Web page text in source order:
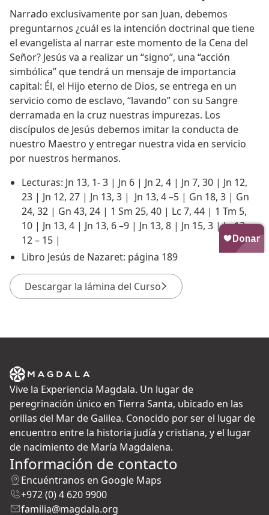
Narrado exclusivamente por san Juan, debemos
preguntarnos ¿cuál es la intención doctrinal que tiene
el evangelista al narrar este momento de la Cena del
Señor? Jesús va a realizar un “signo”, una “acción
simbólica” que tendrá un mensaje de importancia
capital: Él, el Hijo eterno de Dios, se entrega en un
servicio como de esclavo, “lavando” con su Sangre
derramada en la cruz nuestras impurezas. Los
discípulos de Jesús debemos imitar la conducta de
nuestro Maestro y entregar nuestra vida en servicio
por nuestros hermanos.
Lecturas: Jn 13, 1- 3 | Jn 6 | Jn 2, 4 | Jn 7, 30 | Jn 12,
23 | Jn 12, 27 | Jn 13, 3 | Jn 13, 4 –5 | Gn 18, 3 | Gn
24, 32 | Gn 43, 24 | 1 Sm 25, 40 | Lc 7, 44 | 1 Tm 5,
10 | Jn 13, 4 | Jn 13, 6 –9 | Jn 13, 8 | Jn 15, 3 | Jn 13,
12 – 15 |
Libro Jesús de Nazaret: página 189
Descargar la lámina del Curso
Vive la Experiencia Magdala. Un lugar de
peregrinación único en Tierra Santa, ubicado en las
orillas del Mar de Galilea. Conocido por ser el lugar de
encuentro entre la historia judía y cristiana, y el lugar
de nacimiento de María Magdalena.
Información de contacto
Encuéntranos en Google Maps
+972 (0) 4 620 9900
familia@magdala.org